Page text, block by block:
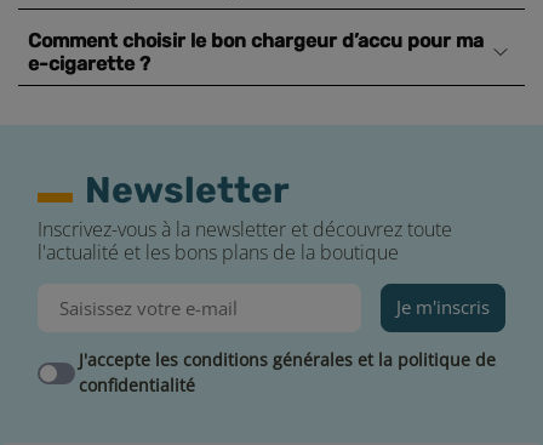
Comment choisir le bon chargeur d’accu pour ma
e-cigarette ?
Newsletter
Inscrivez-vous à la newsletter et découvrez toute
l'actualité et les bons plans de la boutique
Je m'inscris
J'accepte les conditions générales et la politique de
confidentialité